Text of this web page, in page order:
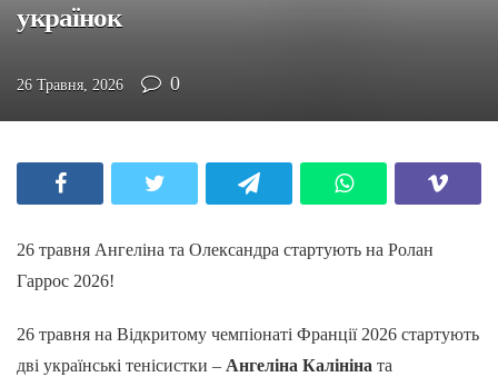
українок
26 Травня, 2026 0
26 травня Ангеліна та Олександра стартують на Ролан
Гаррос 2026!
26 травня на Відкритому чемпіонаті Франції 2026 стартують
дві українські тенісистки – Ангеліна Калініна та